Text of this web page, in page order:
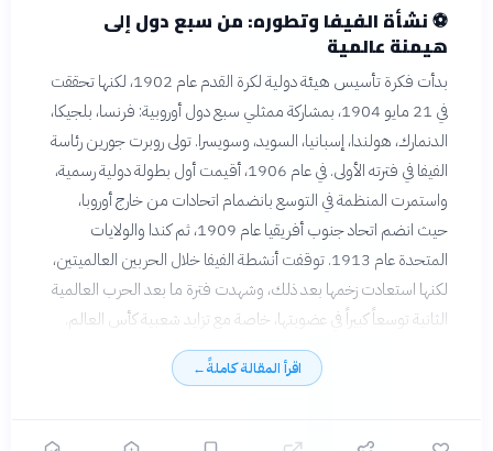
⚽نشأة الفيفا وتطوره: من سبع دول إلى
هيمنة عالمية
بدأت فكرة تأسيس هيئة دولية لكرة القدم عام 1902، لكنها تحققت
في 21 مايو 1904، بمشاركة ممثلي سبع دول أوروبية: فرنسا، بلجيكا،
الدنمارك، هولندا، إسبانيا، السويد، وسويسرا. تولى روبرت جورين رئاسة
الفيفا في فترته الأولى. في عام 1906، أقيمت أول بطولة دولية رسمية،
واستمرت المنظمة في التوسع بانضمام اتحادات من خارج أوروبا،
حيث انضم اتحاد جنوب أفريقيا عام 1909، ثم كندا والولايات
المتحدة عام 1913. توقفت أنشطة الفيفا خلال الحربين العالميتين،
لكنها استعادت زخمها بعد ذلك، وشهدت فترة ما بعد الحرب العالمية
الثانية توسعاً كبيراً في عضويتها، خاصة مع تزايد شعبية كأس العالم.
اقرأ المقالة كاملةً←